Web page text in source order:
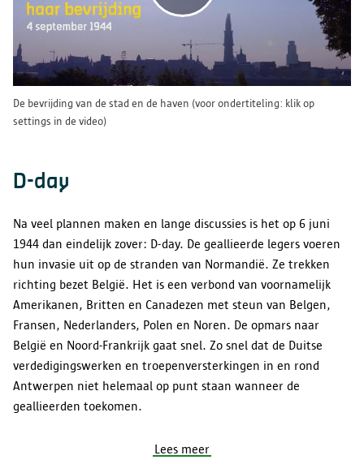
De bevrijding van de stad en de haven (voor ondertiteling: klik op
settings in de video)
D-day
Na veel plannen maken en lange discussies is het op 6 juni
1944 dan eindelijk zover: D-day. De geallieerde legers voeren
hun invasie uit op de stranden van Normandië. Ze trekken
richting bezet België. Het is een verbond van voornamelijk
Amerikanen, Britten en Canadezen met steun van Belgen,
Fransen, Nederlanders, Polen en Noren. De opmars naar
België en Noord-Frankrijk gaat snel. Zo snel dat de Duitse
verdedigingswerken en troepenversterkingen in en rond
Antwerpen niet helemaal op punt staan wanneer de
geallieerden toekomen.
Lees meer